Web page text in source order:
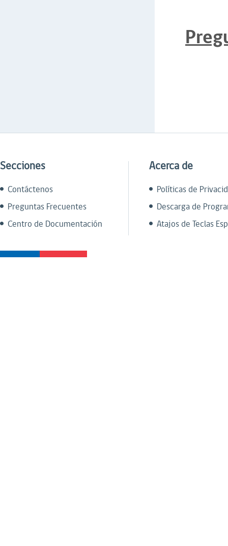
Secciones
Contáctenos
Preguntas Frecuentes
Centro de Documentación
Acerca de
Políticas de
Descarga de
Atajos de Teclas